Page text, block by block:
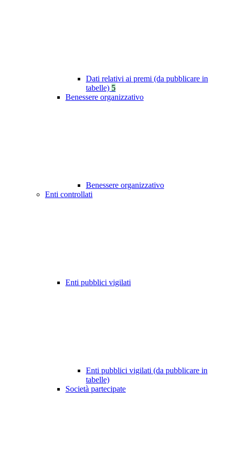
Dati relativi ai premi (da pubblicare in
tabelle) 5
Benessere organizzativo
Benessere organizzativo
Enti controllati
Enti pubblici vigilati
Enti pubblici vigilati (da pubblicare in
tabelle)
Società partecipate